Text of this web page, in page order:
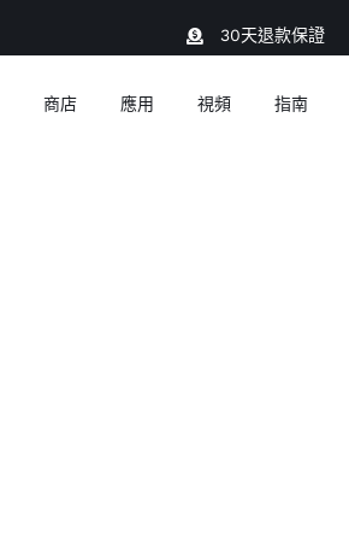
30天退款保證
商店 應用 視頻 指南